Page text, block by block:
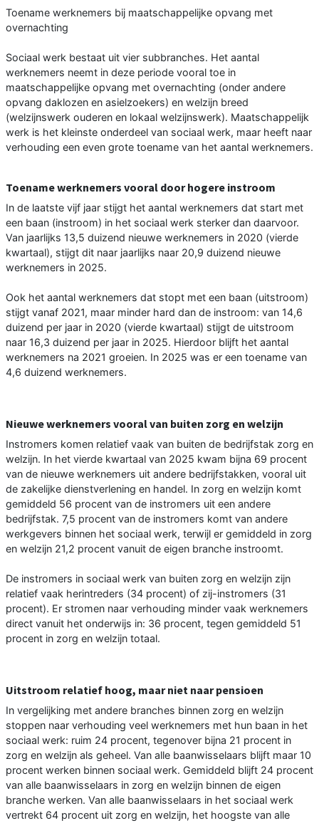
Toename werknemers bij maatschappelijke opvang met
overnachting
Sociaal werk bestaat uit vier subbranches. Het aantal
werknemers neemt in deze periode vooral toe in
maatschappelijke opvang met overnachting (onder andere
opvang daklozen en asielzoekers) en welzijn breed
(welzijnswerk ouderen en lokaal welzijnswerk). Maatschappelijk
werk is het kleinste onderdeel van sociaal werk, maar heeft naar
verhouding een even grote toename van het aantal werknemers.
Toename werknemers vooral door hogere instroom
In de laatste vijf jaar stijgt het aantal werknemers dat start met
een baan (instroom) in het sociaal werk sterker dan daarvoor.
Van jaarlijks 13,5 duizend nieuwe werknemers in 2020 (vierde
kwartaal), stijgt dit naar jaarlijks naar 20,9 duizend nieuwe
werknemers in 2025.
Ook het aantal werknemers dat stopt met een baan (uitstroom)
stijgt vanaf 2021, maar minder hard dan de instroom: van 14,6
duizend per jaar in 2020 (vierde kwartaal) stijgt de uitstroom
naar 16,3 duizend per jaar in 2025. Hierdoor blijft het aantal
werknemers na 2021 groeien. In 2025 was er een toename van
4,6 duizend werknemers.
Nieuwe werknemers vooral van buiten zorg en welzijn
Instromers komen relatief vaak van buiten de bedrijfstak zorg en
welzijn. In het vierde kwartaal van 2025 kwam bijna 69 procent
van de nieuwe werknemers uit andere bedrijfstakken, vooral uit
de zakelijke dienstverlening en handel. In zorg en welzijn komt
gemiddeld 56 procent van de instromers uit een andere
bedrijfstak. 7,5 procent van de instromers komt van andere
werkgevers binnen het sociaal werk, terwijl er gemiddeld in zorg
en welzijn 21,2 procent vanuit de eigen branche instroomt.
De instromers in sociaal werk van buiten zorg en welzijn zijn
relatief vaak herintreders (34 procent) of zij-instromers (31
procent). Er stromen naar verhouding minder vaak werknemers
direct vanuit het onderwijs in: 36 procent, tegen gemiddeld 51
procent in zorg en welzijn totaal.
Uitstroom relatief hoog, maar niet naar pensioen
In vergelijking met andere branches binnen zorg en welzijn
stoppen naar verhouding veel werknemers met hun baan in het
sociaal werk: ruim 24 procent, tegenover bijna 21 procent in
zorg en welzijn als geheel. Van alle baanwisselaars blijft maar 10
procent werken binnen sociaal werk. Gemiddeld blijft 24 procent
van alle baanwisselaars in zorg en welzijn binnen de eigen
branche werken. Van alle baanwisselaars in het sociaal werk
vertrekt 64 procent uit zorg en welzijn, het hoogste van alle